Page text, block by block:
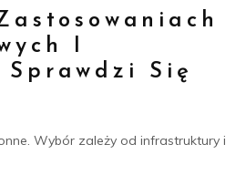
I
Sprawdzi Się
Wybór zależy od infrastruktury i